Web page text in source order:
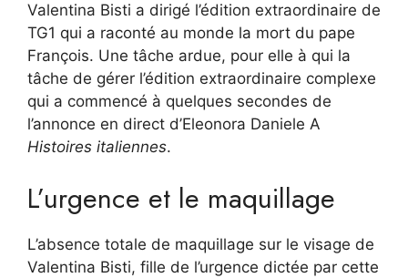
Valentina Bisti a dirigé l’édition extraordinaire de
TG1 qui a raconté au monde la mort du pape
François. Une tâche ardue, pour elle à qui la
tâche de gérer l’édition extraordinaire complexe
qui a commencé à quelques secondes de
l’annonce en direct d’Eleonora Daniele A
Histoires italiennes.
L’urgence et le maquillage
L’absence totale de maquillage sur le visage de
Valentina Bisti, fille de l’urgence dictée par cette